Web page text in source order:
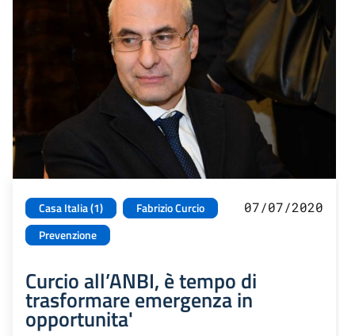
Casa Italia (1)
Fabrizio Curcio
Prevenzione
07/07/2020
Curcio all’ANBI, è tempo di
trasformare emergenza in
opportunita'